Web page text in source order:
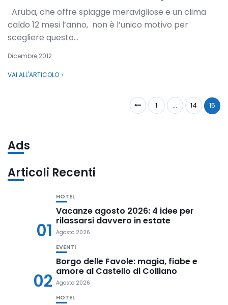
Aruba, che offre spiagge meravigliose e un clima
caldo 12 mesi l’anno, non è l’unico motivo per
scegliere questo...
Dicembre 2012
VAI ALL'ARTICOLO
1 … 14 15
Ads
Articoli Recenti
01
HOTEL
Vacanze agosto 2026: 4 idee per
rilassarsi davvero in estate
Agosto 2026
02
EVENTI
Borgo delle Favole: magia, fiabe e
amore al Castello di Colliano
Agosto 2026
HOTEL